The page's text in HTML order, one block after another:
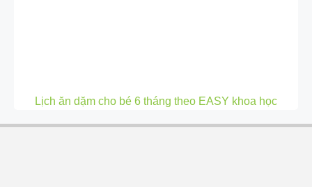
Lịch ăn dặm cho bé 6 tháng theo EASY khoa học